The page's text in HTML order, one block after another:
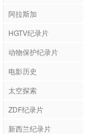
阿拉斯加
HGTV纪录片
动物保护纪录片
电影历史
太空探索
ZDF纪录片
新西兰纪录片